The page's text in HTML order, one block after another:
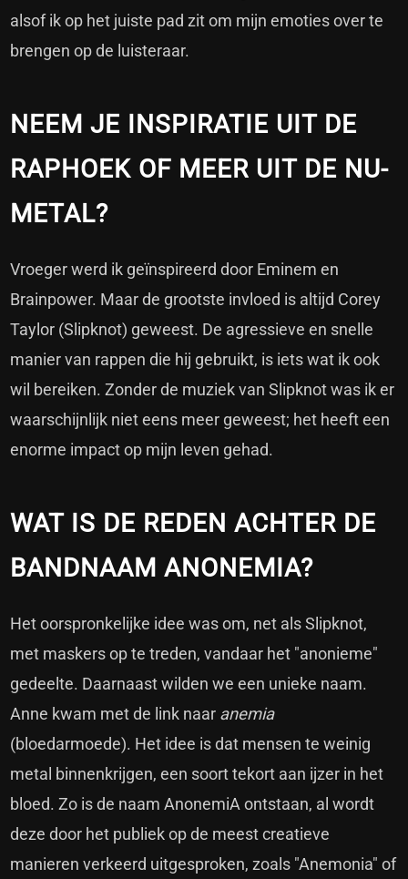
alsof ik op het juiste pad zit om mijn emoties over te
brengen op de luisteraar.
NEEM JE INSPIRATIE UIT DE
RAPHOEK OF MEER UIT DE NU-
METAL?
Vroeger werd ik geïnspireerd door Eminem en
Brainpower. Maar de grootste invloed is altijd Corey
Taylor (Slipknot) geweest. De agressieve en snelle
manier van rappen die hij gebruikt, is iets wat ik ook
wil bereiken. Zonder de muziek van Slipknot was ik er
waarschijnlijk niet eens meer geweest; het heeft een
enorme impact op mijn leven gehad.
WAT IS DE REDEN ACHTER DE
BANDNAAM ANONEMIA?
Het oorspronkelijke idee was om, net als Slipknot,
met maskers op te treden, vandaar het "anonieme"
gedeelte. Daarnaast wilden we een unieke naam.
Anne kwam met de link naar anemia
(bloedarmoede). Het idee is dat mensen te weinig
metal binnenkrijgen, een soort tekort aan ijzer in het
bloed. Zo is de naam AnonemiA ontstaan, al wordt
deze door het publiek op de meest creatieve
manieren verkeerd uitgesproken, zoals "Anemonia" of